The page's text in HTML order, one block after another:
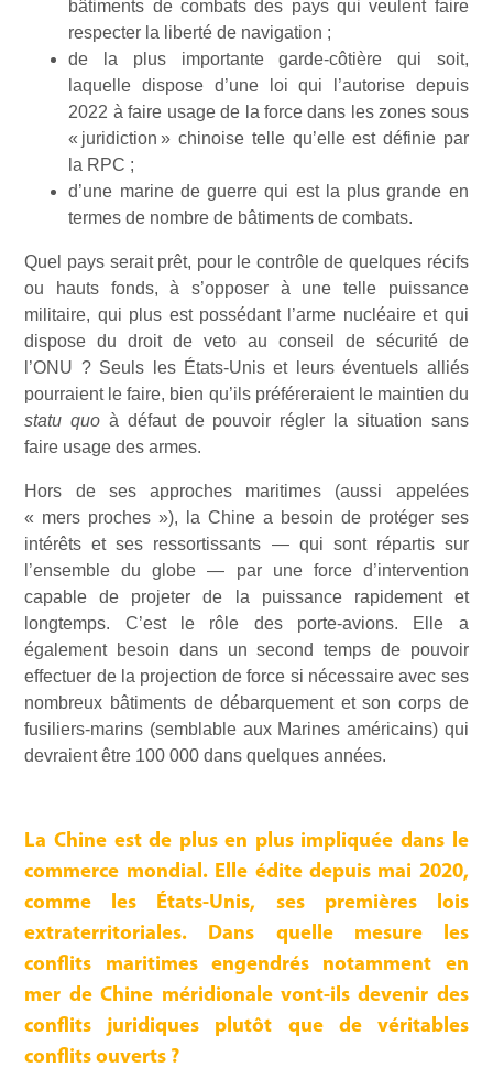
bâtiments de combats des pays qui veulent faire
respecter la liberté de navigation ;
de la plus importante garde-côtière qui soit,
laquelle dispose d’une loi qui l’autorise depuis
2022 à faire usage de la force dans les zones sous
« juridiction » chinoise telle qu’elle est définie par
la RPC ;
d’une marine de guerre qui est la plus grande en
termes de nombre de bâtiments de combats.
Quel pays serait prêt, pour le contrôle de quelques récifs
ou hauts fonds, à s’opposer à une telle puissance
militaire, qui plus est possédant l’arme nucléaire et qui
dispose du droit de veto au conseil de sécurité de
l’ONU ? Seuls les États-Unis et leurs éventuels alliés
pourraient le faire, bien qu’ils préféreraient le maintien du
statu quo à défaut de pouvoir régler la situation sans
faire usage des armes.
Hors de ses approches maritimes (aussi appelées
« mers proches »), la Chine a besoin de protéger ses
intérêts et ses ressortissants — qui sont répartis sur
l’ensemble du globe — par une force d’intervention
capable de projeter de la puissance rapidement et
longtemps. C’est le rôle des porte-avions. Elle a
également besoin dans un second temps de pouvoir
effectuer de la projection de force si nécessaire avec ses
nombreux bâtiments de débarquement et son corps de
fusiliers-marins (semblable aux Marines américains) qui
devraient être 100 000 dans quelques années.
La Chine est de plus en plus impliquée dans le
commerce mondial. Elle édite depuis mai 2020,
comme les États-Unis, ses premières lois
extraterritoriales. Dans quelle mesure les
conflits maritimes engendrés notamment en
mer de Chine méridionale vont-ils devenir des
conflits juridiques plutôt que de véritables
conflits ouverts ?